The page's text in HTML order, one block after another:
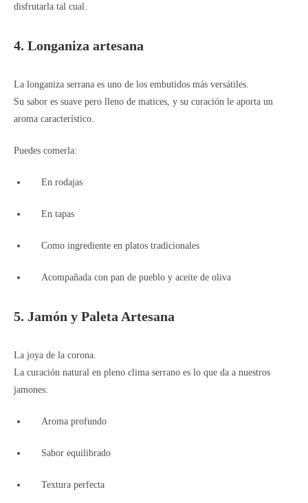
disfrutarla tal cual.
4. Longaniza artesana
La longaniza serrana es uno de los embutidos más versátiles.
Su sabor es suave pero lleno de matices, y su curación le aporta un
aroma característico.
Puedes comerla:
En rodajas
En tapas
Como ingrediente en platos tradicionales
Acompañada con pan de pueblo y aceite de oliva
5. Jamón y Paleta Artesana
La joya de la corona.
La curación natural en pleno clima serrano es lo que da a nuestros
jamones:
Aroma profundo
Sabor equilibrado
Textura perfecta